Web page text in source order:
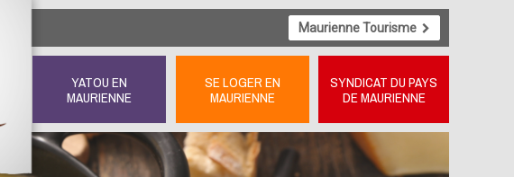
Maurienne Tourisme
YATOU EN
MAURIENNE
SE LOGER EN
MAURIENNE
SYNDICAT DU PAYS
DE MAURIENNE